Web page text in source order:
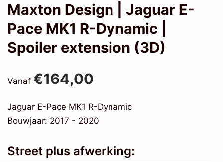
Maxton Design | Jaguar E-
Pace MK1 R-Dynamic |
Spoiler extension (3D)
Vanaf €164,00
Jaguar E-Pace MK1 R-Dynamic
Bouwjaar: 2017 - 2020
Street plus afwerking: